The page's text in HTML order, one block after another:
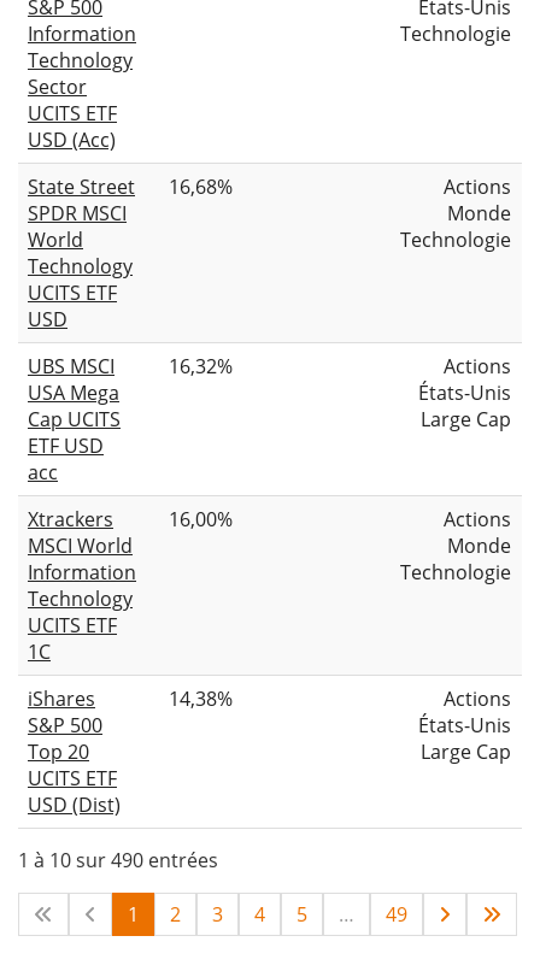
S&P 500
Information
Technology
Sector
UCITS ETF
USD (Acc)
États-Unis
Technologie
State Street
SPDR MSCI
World
Technology
UCITS ETF
USD
16,68%
Actions
Monde
Technologie
UBS MSCI
USA Mega
Cap UCITS
ETF USD
acc
16,32%
Actions
États-Unis
Large Cap
Xtrackers
MSCI World
Information
Technology
UCITS ETF
1C
16,00%
Actions
Monde
Technologie
iShares
S&P 500
Top 20
UCITS ETF
USD (Dist)
14,38%
Actions
États-Unis
Large Cap
1 à 10 sur 490 entrées
1 2 3 4 5 … 49